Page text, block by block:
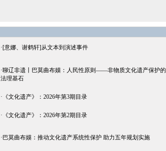
·[意娜、谢鹤轩]从文本到演述事件
·聊辽非遗丨巴莫曲布嫫：人民性原则——非物质文化遗产保护的
法理基石
· 《文化遗产》：2026年第3期目录
· 《文化遗产》：2026年第2期目录
· 巴莫曲布嫫：推动文化遗产系统性保护 助力五年规划实施